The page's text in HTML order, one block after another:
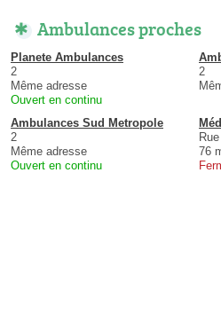
Ambulances proches
Planete Ambulances
2
Même adresse
Ouvert en continu
2
Ambulances Sud Metropole
2
Même adresse
Ouvert en continu
76